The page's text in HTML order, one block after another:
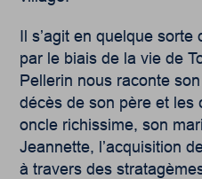
Il s’agit en quelque sorte
par le biais de la vie de
Pellerin nous raconte
décès de son père et les
oncle richissime, son
Jeannette, l’acquisition
à travers des